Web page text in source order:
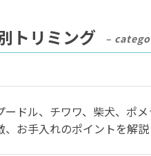
トリミング –
ードル、チワワ、柴犬、ポ
、お手入れのポイントを解説